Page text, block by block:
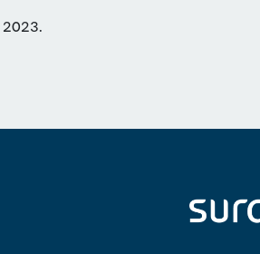
2023.